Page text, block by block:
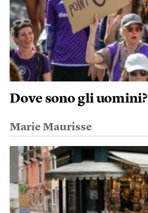
Dove sono gli uomini?
Marie Maurisse